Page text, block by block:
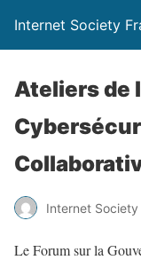
Internet Society
Ateliers de
Internet Society
Le Forum sur la